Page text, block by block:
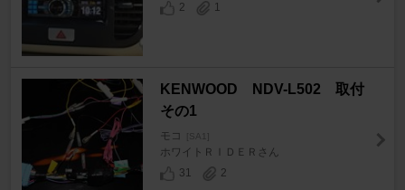
2
1
KENWOOD NDV-L502 取付
その1
モコ [SA1]
ホワイトＲＩＤＥＲさん
31
2